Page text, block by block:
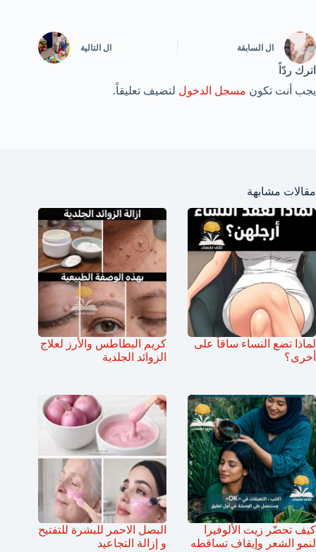
ال السابقة ال التالية
اترك ردّاً
يجب أنت تكون مسجل الدخول لتضيف تعليقاً.
مقالات مشابهة
لماذا تضع النساء ساقاً على
أخرى؟
كريم البطاطس والأرز لعلاج
الزوائد الجلدية
كيف تحضّر زيت الألوفيرا
لنمو الشعر وإيقاف تساقطه
البصل الاحمر للبشرة للتفتيح
و إزالة التجاعيد